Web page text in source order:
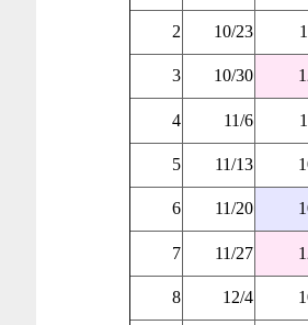
2 10/23
3 10/30
4 11/6
5 11/13
6 11/20
7 11/27
8 12/4